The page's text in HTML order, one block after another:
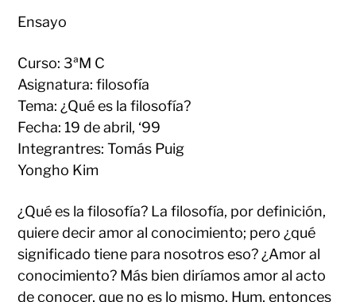
Yongho
Kim
Ensayo
Curso: 3ªM C
Asignatura: filosofía
Tema: ¿Qué es la filosofía?
Fecha: 19 de abril, ‘99
Integrantres: Tomás Puig
Yongho Kim
¿Qué es la filosofía? La filosofía, por definición,
quiere decir amor al conocimiento; pero ¿qué
significado tiene para nosotros eso? ¿Amor al
conocimiento? Más bien diríamos amor al acto
de conocer, que no es lo mismo. Hum, entonces